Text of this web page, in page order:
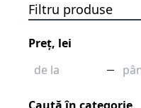
Filtru produse
Preț, lei